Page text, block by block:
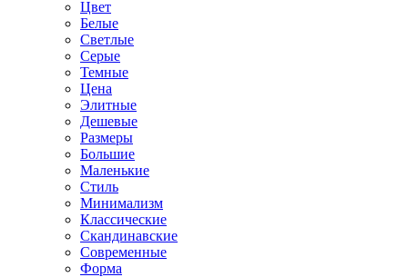
Цвет
Белые
Светлые
Серые
Темные
Цена
Элитные
Дешевые
Размеры
Большие
Маленькие
Стиль
Минимализм
Классические
Скандинавские
Современные
Форма